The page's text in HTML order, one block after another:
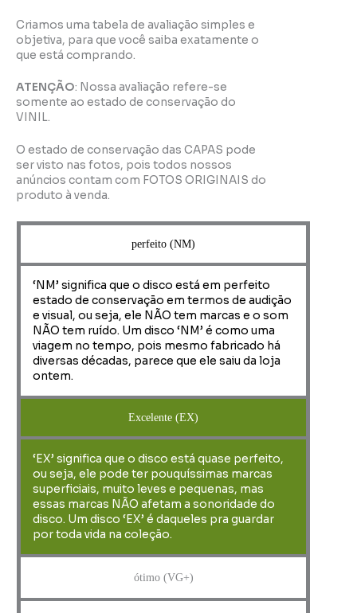
Criamos uma tabela de avaliação simples e
objetiva, para que você saiba exatamente o
que está comprando.
ATENÇÃO: Nossa avaliação refere-se
somente ao estado de conservação do
VINIL.
O estado de conservação das CAPAS pode
ser visto nas fotos, pois todos nossos
anúncios contam com FOTOS ORIGINAIS do
produto à venda.
perfeito (NM)
‘NM’ significa que o disco está em perfeito
estado de conservação em termos de audição
e visual, ou seja, ele NÃO tem marcas e o som
NÃO tem ruído. Um disco ‘NM’ é como uma
viagem no tempo, pois mesmo fabricado há
diversas décadas, parece que ele saiu da loja
ontem.
Excelente (EX)
‘EX’ significa que o disco está quase perfeito,
ou seja, ele pode ter pouquíssimas marcas
superficiais, muito leves e pequenas, mas
essas marcas NÃO afetam a sonoridade do
disco. Um disco ‘EX’ é daqueles pra guardar
por toda vida na coleção.
ótimo (VG+)